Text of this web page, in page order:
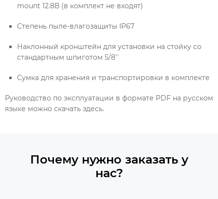
mount 12.8В (в комплект не входят)
Степень пыле-влагозащиты IP67
Наклонный кронштейн для установки на стойку со
стандартным шпиготом 5/8''
Сумка для хранения и транспортировки в комплекте
Руководство по эксплуатации в формате PDF на русском
языке можно скачать здесь.
Почему нужно заказать у
нас?